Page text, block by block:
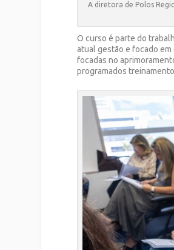
A diretora de Polos
O curso é parte do
atual gestão e focado
focadas no
programados